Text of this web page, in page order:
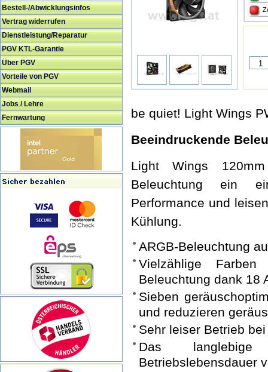
Bestell-/Abwicklungsinfos
Vertrag widerrufen
Dienstleistung/Reparatur
PGV KTL-Garantie
Über PGV
Vorteile von PGV
Webmail
Jobs / Lehre
Fernwartung
be quiet! Light Wings
Beeindruckende
Light Wings
Beleuchtung ein
Performance und
Kühlung.
ARGB-Beleuchtung
Vielzählige
Beleuchtung dank 18
Sieben
und reduzieren
Sehr leiser Betrieb
Das
Betriebslebensdauer